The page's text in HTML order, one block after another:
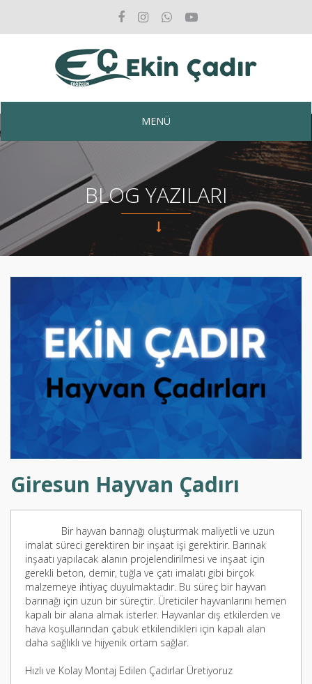
MENÜ
BLOG YAZILARI
Giresun Hayvan Çadırı
Bir hayvan barınağı oluşturmak maliyetli ve uzun
imalat süreci gerektiren bir inşaat işi gerektirir. Barınak
inşaatı yapılacak alanın projelendirilmesi ve inşaat için
gerekli beton, demir, tuğla ve çatı imalatı gibi birçok
malzemeye ihtiyaç duyulmaktadır. Bu süreç bir hayvan
barınağı için uzun bir süreçtir. Üreticiler hayvanlarını hemen
kapalı bir alana almak isterler. Hayvanlar dış etkilerden ve
hava koşullarından çabuk etkilendikleri için kapalı alan
daha sağlıklı ve hijyenik ortam sağlar.
Hızlı ve Kolay Montaj Edilen Çadırlar Üretiyoruz